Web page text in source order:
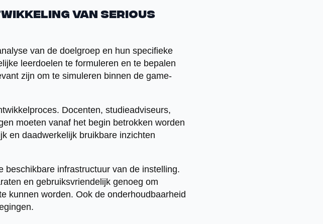
van serious
van de doelgroep en hun specifieke
leerdoelen te formuleren en te bepalen
zijn om te simuleren binnen de game-
Docenten, studieadviseurs,
moeten vanaf het begin betrokken worden
en daadwerkelijk bruikbare inzichten
beschikbare infrastructuur van de instelling.
en gebruiksvriendelijk genoeg om
kunnen worden. Ook de onderhoudbaarheid